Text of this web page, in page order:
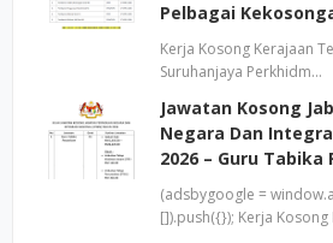
Pelbagai
Kerja Kosong Kerajaan
Suruhanjaya Perkhidm…
Jawatan Kosong
Negara Dan
2026 – Guru Tabika
(adsbygoogle =
[]).push({}); Kerja Kosong